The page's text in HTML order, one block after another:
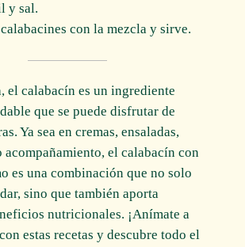
y sal.
con la mezcla y sirve.
el calabacín es un ingrediente
que se puede disfrutar de
Ya sea en cremas, ensaladas,
acompañamiento, el calabacín con
es una combinación que no solo
sino que también aporta
nutricionales. ¡Anímate a
estas recetas y descubre todo el